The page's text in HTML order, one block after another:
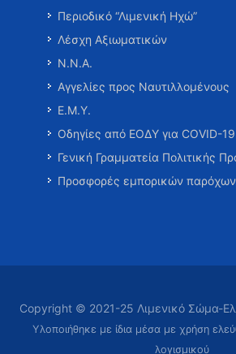
Περιοδικό “Λιμενική Ηχώ”
Λέσχη Αξιωματικών
Ν.Ν.Α.
Αγγελίες προς Ναυτιλλομένους
Ε.Μ.Υ.
Οδηγίες από ΕΟΔΥ για COVID-19
Γενική Γραμματεία Πολιτικής
Προσφορές εμπορικών παρόχων
Copyright © 2021-25 Λιμενικό Σώμα-
Υλοποιήθηκε με ίδια μέσα με χρήση
λογισμικού